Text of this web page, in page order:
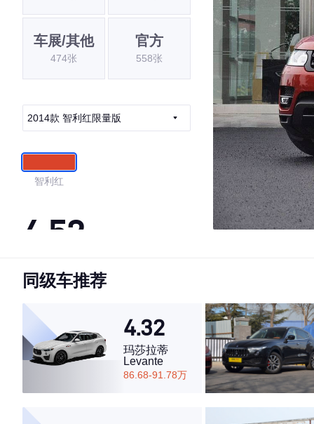
车展/其他
474张
官方
558张
2014款 智利红限量版
智利红
4.52
·外观表现一般，低于57%同级车
·空间表现一般，低于89%同级车
同级车推荐
4.32
玛莎拉蒂
Levante
86.68-91.78万